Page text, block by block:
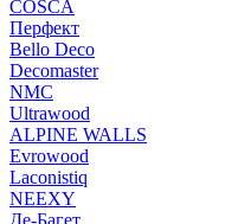
COSCA
Перфект
Bello Deco
Decomaster
NMС
Ultrawood
ALPINE WALLS
Evrowood
Laconistiq
NEEXY
Де-Багет